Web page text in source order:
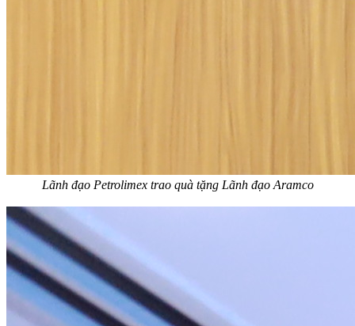
Lãnh đạo Petrolimex trao quà tặng Lãnh đạo Aramco